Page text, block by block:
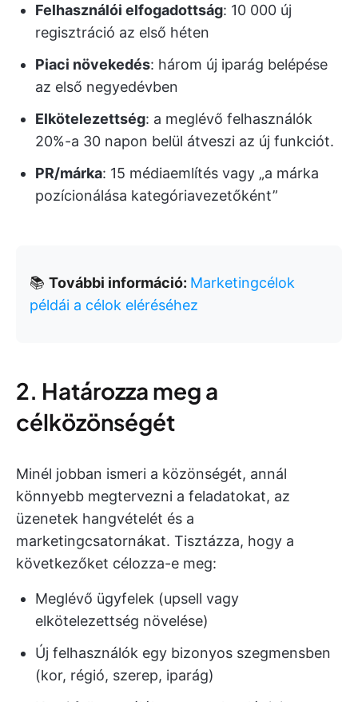
Felhasználói elfogadottság: 10 000 új
regisztráció az első héten
Piaci növekedés: három új iparág belépése
az első negyedévben
Elkötelezettség: a meglévő felhasználók
20%-a 30 napon belül átveszi az új funkciót.
PR/márka: 15 médiaemlítés vagy „a márka
pozícionálása kategóriavezetőként”
📚 További információ: Marketingcélok
példái a célok eléréséhez
2. Határozza meg a
célközönségét
Minél jobban ismeri a közönségét, annál
könnyebb megtervezni a feladatokat, az
üzenetek hangvételét és a
marketingcsatornákat. Tisztázza, hogy a
következőket célozza-e meg:
Meglévő ügyfelek (upsell vagy
elkötelezettség növelése)
Új felhasználók egy bizonyos szegmensben
(kor, régió, szerep, iparág)